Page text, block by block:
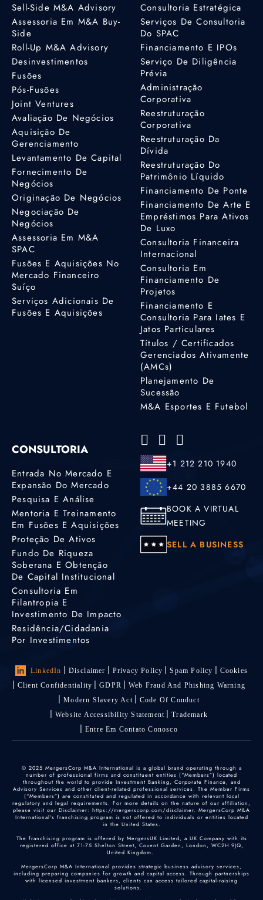
Sell-Side M&A Advisory
Assessoria Em M&A Buy-
Side
Roll-Up M&A Advisory
Desinvestimentos
Fusões
Pós-Fusões
Joint Ventures
Avaliação De Negócios
Aquisição De
Gerenciamento
Levantamento De Capital
Fornecimento De
Negócios
Originação De Negócios
Negociação De
Negócios
Assessoria Em M&A
SPAC
Fusões E Aquisições No
Mercado Financeiro
Suíço
Serviços Adicionais De
Fusões E Aquisições
Consultoria Estratégica
Serviços De Consultoria
Do SPAC
Financiamento E IPOs
Serviço De Diligência
Prévia
Administração
Corporativa
Reestruturação
Corporativa
Reestruturação Da
Dívida
Reestruturação Do
Patrimônio Líquido
Financiamento De Ponte
Financiamento De Arte E
Empréstimos Para Ativos
De Luxo
Consultoria Financeira
Internacional
Consultoria Em
Financiamento De
Projetos
Financiamento E
Consultoria Para Iates E
Jatos Particulares
Títulos / Certificados
Gerenciados Ativamente
(AMCs)
Planejamento De
Sucessão
M&A Esportes E Futebol
CONSULTORIA
Entrada No Mercado E
Expansão Do Mercado
Pesquisa E Análise
Mentoria E Treinamento
Em Fusões E Aquisições
Proteção De Ativos
Fundo De Riqueza
Soberana E Obtenção
De Capital Institucional
Consultoria Em
Filantropia E
Investimento De Impacto
Residência/cidadania
Por Investimentos
+1 212 210 1940
+44 20 3885 6670
BOOK A VIRTUAL
MEETING
SELL A BUSINESS
LinkedIn Disclaimer Privacy Policy Spam Policy
Cookies
Client Confidentiality
GDPR
Web Fraud And Phishing Warning
Modern Slavery Act
Code Of Conduct
Website Accessibility Statement
Trademark
Entre Em Contato Conosco
© 2025 MergersCorp M&A International is a global brand operating through a
number of professional firms and constituent entities (“Members”) located
throughout the world to provide Investment Banking, Corporate Finance, and
Advisory Services and other client-related professional services. The Member Firms
(“Members”) are constituted and regulated in accordance with relevant local
regulatory and legal requirements. For more details on the nature of our affiliation,
please visit our Disclaimer: https://mergerscorp.com/disclaimer. MergersCorp M&A
International's franchising program is not offered to individuals or entities located
in the United States.
The franchising program is offered by MergersUK Limited, a UK Company with its
registered office at 71-75 Shelton Street, Covent Garden, London, WC2H 9JQ,
United Kingdom.
MergersCorp M&A International provides strategic business advisory services,
including preparing companies for growth and capital access. Through partnerships
with licensed investment bankers, clients can access tailored capital-raising
solutions.